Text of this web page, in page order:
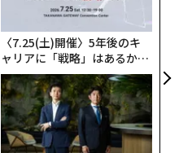
〈7.25(土)開催〉5年後のキ
ャリアに「戦略」はあるか。
トップエグゼクティブのキャ
リアに触れる1日│CAREER S
UMMIT 2026